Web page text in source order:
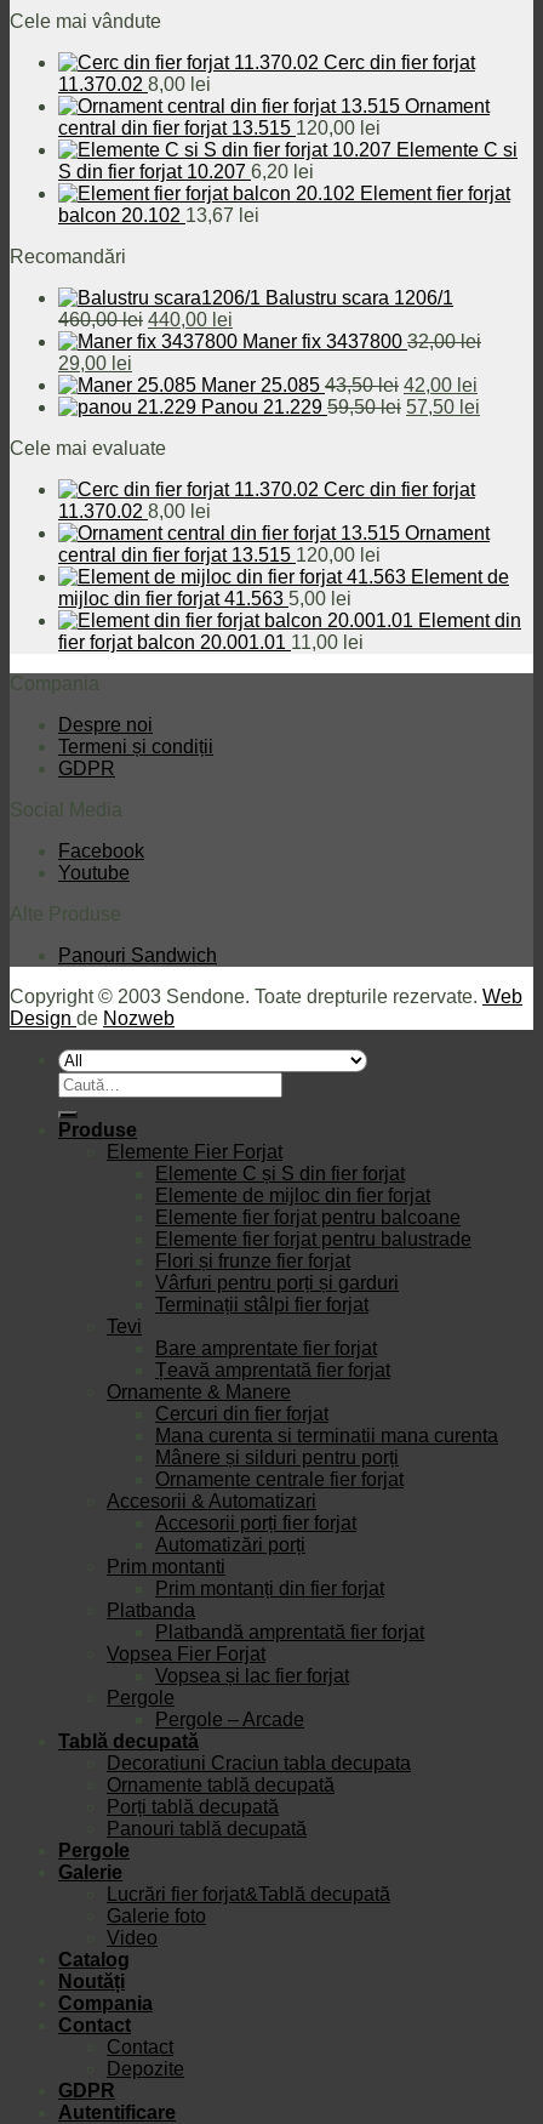
460,00 lei.
a
32,00 lei.
este:
Cele mai vândute
Cerc din fier forjat
11.370.02 8,00 lei
Ornament
central din fier forjat 13.515 120,00 lei
Elemente C si
S din fier forjat 10.207 6,20 lei
Element fier forjat
balcon 20.102 13,67 lei
Recomandări
Balustru scara 1206/1
460,00lei Prețul
inițial
fost:
460,00 lei.
440,00 lei
curent
440,00 lei.
Maner fix 3437800 32,00lei
Prețul
inițial
a
32,00 lei.
29,00 lei
curent
este:
Maner 25.085 43,50lei Prețul
inițial
42,00 lei
curent
Panou 21.229 59,50lei Prețul
59,50 lei.
57,50 lei
Cele mai evaluate
Cerc din fier forjat
11.370.02 8,00 lei
Ornament
central din fier forjat 13.515 120,00 lei
Element de
mijloc din fier forjat 41.563 5,00 lei
Element din
fier forjat balcon 20.001.01 11,00 lei
Compania
Despre noi
Termeni și condiții
GDPR
Social Media
Facebook
Youtube
Alte Produse
Panouri Sandwich
Copyright © 2003 Sendone. Toate drepturile rezervate. Web
Design de Nozweb
Caută
după:
Produse
Elemente Fier Forjat
Elemente C și S din fier forjat
Elemente de mijloc din fier forjat
Elemente fier forjat pentru balcoane
Elemente fier forjat pentru balustrade
Flori și frunze fier forjat
Vârfuri pentru porți și garduri
Terminații stâlpi fier forjat
Tevi
Bare amprentate fier forjat
Țeavă amprentată fier forjat
Ornamente & Manere
Cercuri din fier forjat
Mana curenta si terminatii mana curenta
Mânere și silduri pentru porți
Ornamente centrale fier forjat
Accesorii & Automatizari
Accesorii porți fier forjat
Automatizări porți
Prim montanti
Prim montanți din fier forjat
Platbanda
Platbandă amprentată fier forjat
Vopsea Fier Forjat
Vopsea și lac fier forjat
Pergole
Pergole – Arcade
Tablă decupată
Decoratiuni Craciun tabla decupata
Ornamente tablă decupată
Porți tablă decupată
Panouri tablă decupată
Pergole
Galerie
Lucrări fier forjat&Tablă decupată
Galerie foto
Video
Catalog
Noutăți
Compania
Contact
Contact
Depozite
GDPR
Autentificare